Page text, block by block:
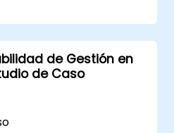
pagos.
de Caja de SAP con
de SAP S/4HANA.
y optimizar el
aplicación de caja.
de Gestión en
de Caso